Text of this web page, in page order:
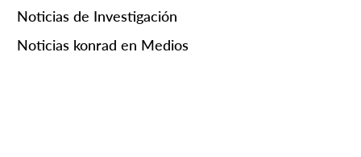
Noticias de Investigación
Noticias konrad en Medios